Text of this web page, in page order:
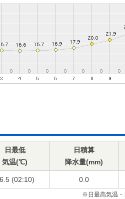
日最低
気温(℃)
日積算
降水量(mm)
(02:10) 0.0
※日最高気温・